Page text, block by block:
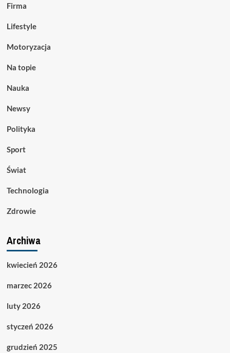
Firma
Lifestyle
Motoryzacja
Na topie
Nauka
Newsy
Polityka
Sport
Świat
Technologia
Zdrowie
Archiwa
kwiecień 2026
marzec 2026
luty 2026
styczeń 2026
grudzień 2025